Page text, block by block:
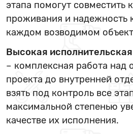
этапа помогут совместить
проживания и надежность
каждом возводимом
Высокая
– комплексная работа над
проекта до внутренней
взять под контроль все
максимальной степенью
качестве их исполнения.